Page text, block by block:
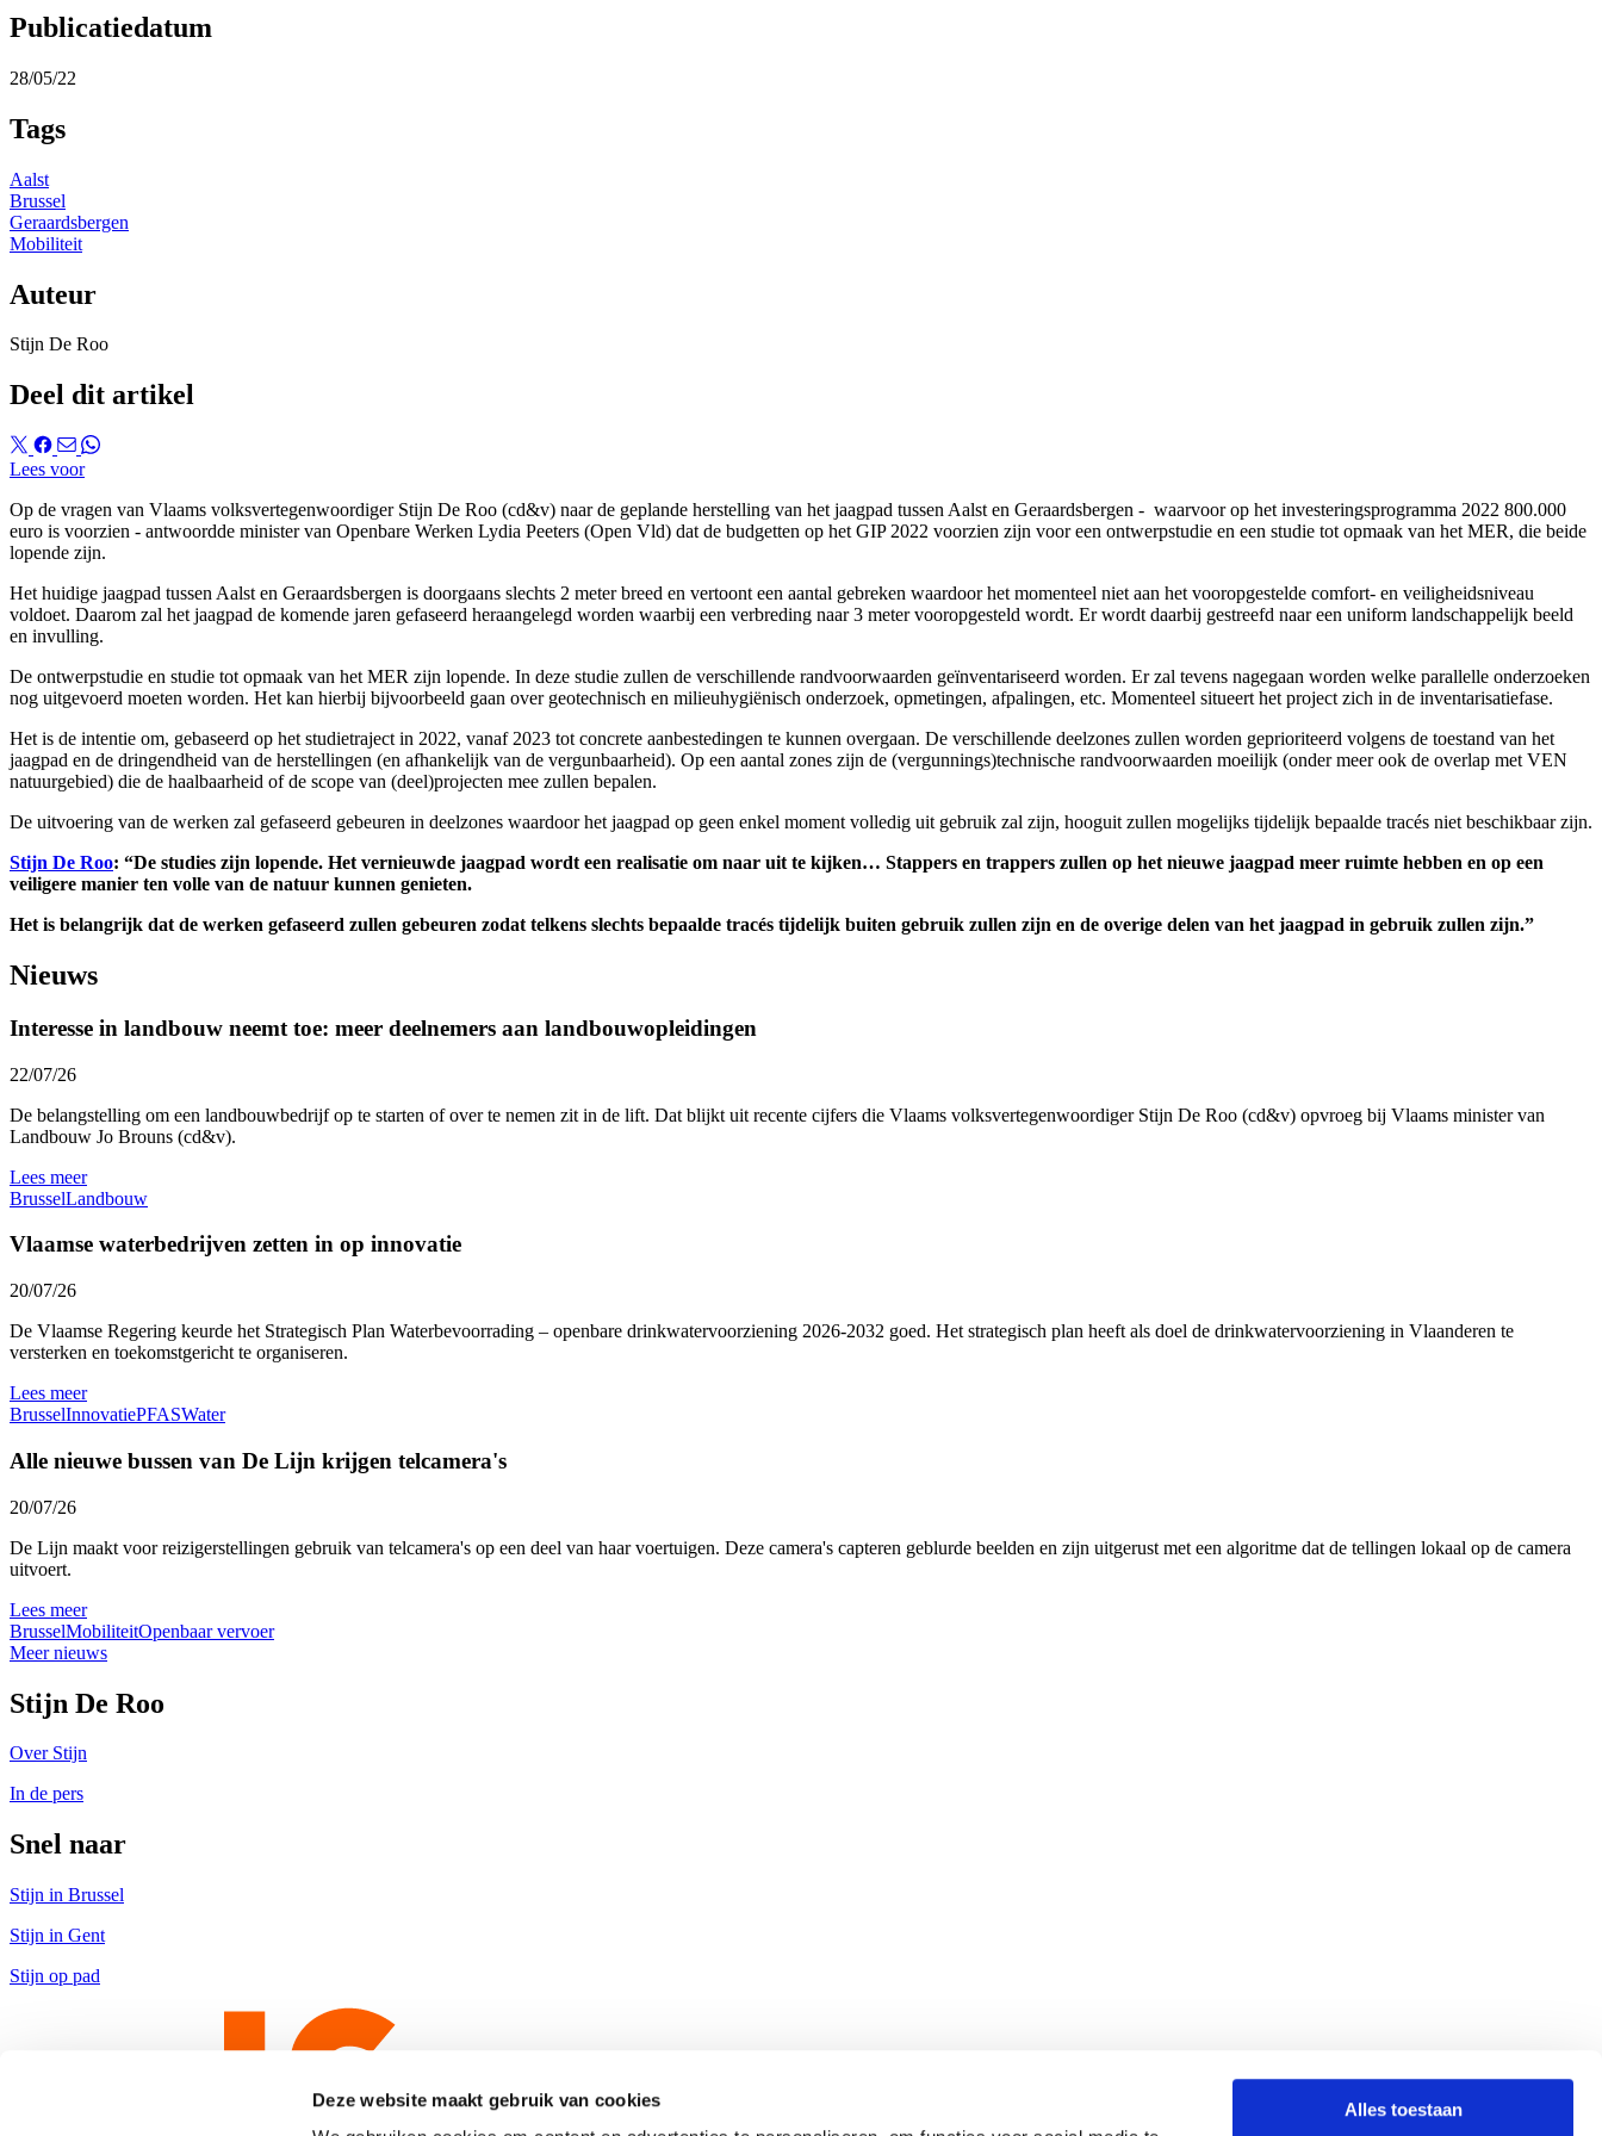
Deze website maakt gebruik van cookies
Alles toestaan
Publicatiedatum
28/05/22
Tags
Aalst
Brussel
Geraardsbergen
Mobiliteit
Auteur
Stijn De Roo
Deel dit artikel
Lees voor
Op de vragen van Vlaams volksvertegenwoordiger Stijn De Roo (cd&v) naar de geplande herstelling van het jaagpad tussen Aalst en Geraardsbergen - waarvoor op het investeringsprogramma 2022 800.000
euro is voorzien - antwoordde minister van Openbare Werken Lydia Peeters (Open Vld) dat de budgetten op het GIP 2022 voorzien zijn voor een ontwerpstudie en een studie tot opmaak van het MER, die beide
lopende zijn.
Het huidige jaagpad tussen Aalst en Geraardsbergen is doorgaans slechts 2 meter breed en vertoont een aantal gebreken waardoor het momenteel niet aan het vooropgestelde comfort- en veiligheidsniveau
voldoet. Daarom zal het jaagpad de komende jaren gefaseerd heraangelegd worden waarbij een verbreding naar 3 meter vooropgesteld wordt. Er wordt daarbij gestreefd naar een uniform landschappelijk beeld
en invulling.
De ontwerpstudie en studie tot opmaak van het MER zijn lopende. In deze studie zullen de verschillende randvoorwaarden geïnventariseerd worden. Er zal tevens nagegaan worden welke parallelle onderzoeken
nog uitgevoerd moeten worden. Het kan hierbij bijvoorbeeld gaan over geotechnisch en milieuhygiënisch onderzoek, opmetingen, afpalingen, etc. Momenteel situeert het project zich in de inventarisatiefase.
Het is de intentie om, gebaseerd op het studietraject in 2022, vanaf 2023 tot concrete aanbestedingen te kunnen overgaan. De verschillende deelzones zullen worden geprioriteerd volgens de toestand van het
jaagpad en de dringendheid van de herstellingen (en afhankelijk van de vergunbaarheid). Op een aantal zones zijn de (vergunnings)technische randvoorwaarden moeilijk (onder meer ook de overlap met VEN
natuurgebied) die de haalbaarheid of de scope van (deel)projecten mee zullen bepalen.
De uitvoering van de werken zal gefaseerd gebeuren in deelzones waardoor het jaagpad op geen enkel moment volledig uit gebruik zal zijn, hooguit zullen mogelijks tijdelijk bepaalde tracés niet beschikbaar zijn.
Stijn De Roo: “De studies zijn lopende. Het vernieuwde jaagpad wordt een realisatie om naar uit te kijken… Stappers en trappers zullen op het nieuwe jaagpad meer ruimte hebben en op een
veiligere manier ten volle van de natuur kunnen genieten.
Het is belangrijk dat de werken gefaseerd zullen gebeuren zodat telkens slechts bepaalde tracés tijdelijk buiten gebruik zullen zijn en de overige delen van het jaagpad in gebruik zullen zijn.”
Nieuws
Interesse in landbouw neemt toe: meer deelnemers aan landbouwopleidingen
22/07/26
De belangstelling om een landbouwbedrijf op te starten of over te nemen zit in de lift. Dat blijkt uit recente cijfers die Vlaams volksvertegenwoordiger Stijn De Roo (cd&v) opvroeg bij Vlaams minister van
Landbouw Jo Brouns (cd&v).
Lees meer
BrusselLandbouw
Vlaamse waterbedrijven zetten in op innovatie
20/07/26
De Vlaamse Regering keurde het Strategisch Plan Waterbevoorrading – openbare drinkwatervoorziening 2026-2032 goed. Het strategisch plan heeft als doel de drinkwatervoorziening in Vlaanderen te
versterken en toekomstgericht te organiseren.
Lees meer
BrusselInnovatiePFASWater
Alle nieuwe bussen van De Lijn krijgen telcamera's
20/07/26
De Lijn maakt voor reizigerstellingen gebruik van telcamera's op een deel van haar voertuigen. Deze camera's capteren geblurde beelden en zijn uitgerust met een algoritme dat de tellingen lokaal op de camera
uitvoert.
Lees meer
BrusselMobiliteitOpenbaar vervoer
Meer nieuws
Stijn De Roo
Over Stijn
In de pers
Snel naar
Stijn in Brussel
Stijn in Gent
Stijn op pad